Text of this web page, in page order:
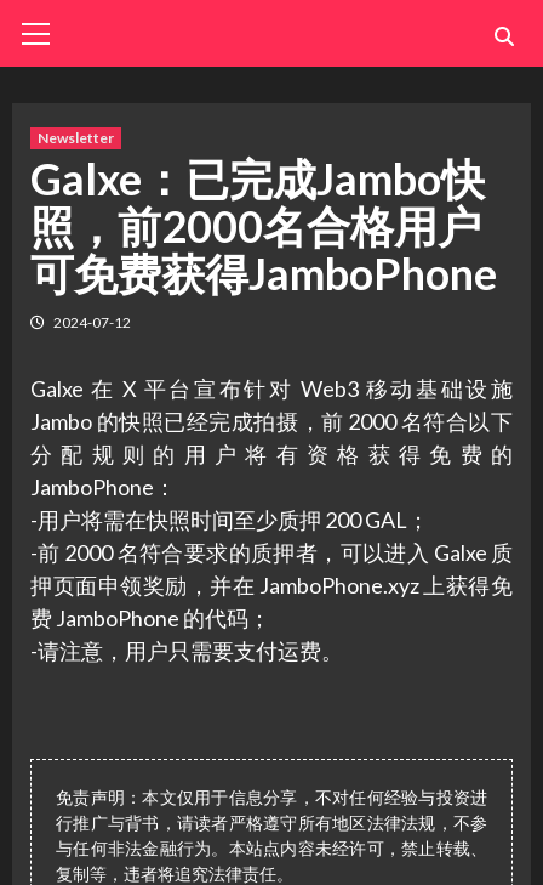
Menu
Newsletter
Galxe：已完成Jambo快
照，前2000名合格用户
可免费获得JamboPhone
2024-07-12
Galxe 在 X 平台宣布针对 Web3 移动基础设施
Jambo 的快照已经完成拍摄，前 2000 名符合以下
分配规则的用户将有资格获得免费的
JamboPhone：
-用户将需在快照时间至少质押 200 GAL；
-前 2000 名符合要求的质押者，可以进入 Galxe 质
押页面申领奖励，并在 JamboPhone.xyz 上获得免
费 JamboPhone 的代码；
-请注意，用户只需要支付运费。
免责声明：本文仅用于信息分享，不对任何经验与投资进
行推广与背书，请读者严格遵守所有地区法律法规，不参
与任何非法金融行为。本站点内容未经许可，禁止转载、
复制等，违者将追究法律责任。